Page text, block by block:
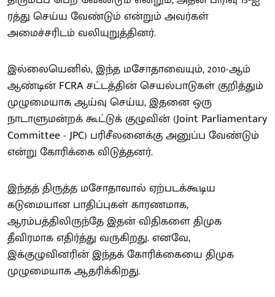
ரத்து செய்ய வேண்டும் என்றும் அவர்கள்
அமைச்சரிடம் வலியுறுத்தினர்.
இல்லையெனில், இந்த மசோதாவையும், 2010-ஆம்
ஆண்டின் FCRA சட்டத்தின் செயல்பாடுகள் குறித்தும்
முழுமையாக ஆய்வு செய்ய, இதனை ஒரு
நாடாளுமன்றக் கூட்டுக் குழுவின் (Joint Parliamentary
Committee - JPC) பரிசீலனைக்கு அனுப்ப வேண்டும்
என்று கோரிக்கை விடுத்தனர்.
இந்தத் திருத்த மசோதாவால் ஏற்படக்கூடிய
கடுமையான பாதிப்புகள் காரணமாக,
ஆரம்பத்திலிருந்தே இதன் விதிகளை திமுக
தீவிரமாக எதிர்த்து வருகிறது. எனவே,
இக்குழுவினரின் இந்தக் கோரிக்கையை திமுக
முழுமையாக ஆதரிக்கிறது.